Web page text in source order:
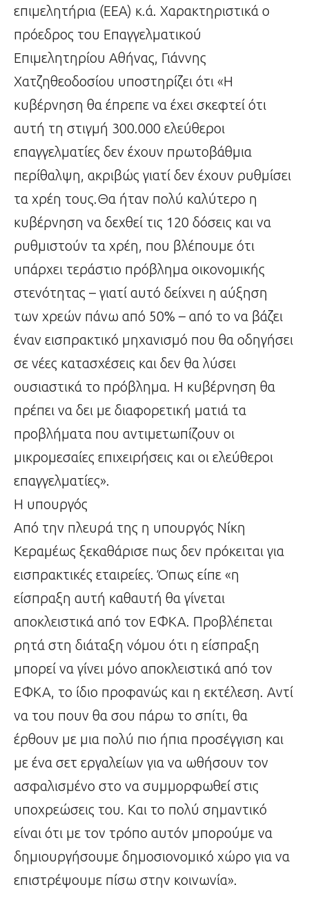
επιμελητήρια (ΕΕΑ) κ.ά. Χαρακτηριστικά ο
πρόεδρος του Επαγγελματικού
Επιμελητηρίου Αθήνας, Γιάννης
Χατζηθεοδοσίου υποστηρίζει ότι «Η
κυβέρνηση θα έπρεπε να έχει σκεφτεί ότι
αυτή τη στιγμή 300.000 ελεύθεροι
επαγγελματίες δεν έχουν πρωτοβάθμια
περίθαλψη, ακριβώς γιατί δεν έχουν ρυθμίσει
τα χρέη τους.Θα ήταν πολύ καλύτερο η
κυβέρνηση να δεχθεί τις 120 δόσεις και να
ρυθμιστούν τα χρέη, που βλέπουμε ότι
υπάρχει τεράστιο πρόβλημα οικονομικής
στενότητας – γιατί αυτό δείχνει η αύξηση
των χρεών πάνω από 50% – από το να βάζει
έναν εισπρακτικό μηχανισμό που θα οδηγήσει
σε νέες κατασχέσεις και δεν θα λύσει
ουσιαστικά το πρόβλημα. Η κυβέρνηση θα
πρέπει να δει με διαφορετική ματιά τα
προβλήματα που αντιμετωπίζουν οι
μικρομεσαίες επιχειρήσεις και οι ελεύθεροι
επαγγελματίες».
Η υπουργός
Από την πλευρά της η υπουργός Νίκη
Κεραμέως ξεκαθάρισε πως δεν πρόκειται για
εισπρακτικές εταιρείες. Όπως είπε «η
είσπραξη αυτή καθαυτή θα γίνεται
αποκλειστικά από τον ΕΦΚΑ. Προβλέπεται
ρητά στη διάταξη νόμου ότι η είσπραξη
μπορεί να γίνει μόνο αποκλειστικά από τον
ΕΦΚΑ, το ίδιο προφανώς και η εκτέλεση. Αντί
να του πουν θα σου πάρω το σπίτι, θα
έρθουν με μια πολύ πιο ήπια προσέγγιση και
με ένα σετ εργαλείων για να ωθήσουν τον
ασφαλισμένο στο να συμμορφωθεί στις
υποχρεώσεις του. Και το πολύ σημαντικό
είναι ότι με τον τρόπο αυτόν μπορούμε να
δημιουργήσουμε δημοσιονομικό χώρο για να
επιστρέψουμε πίσω στην κοινωνία».